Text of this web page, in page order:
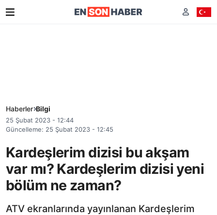
Haberler Bilgi
25 Şubat 2023 - 12:44
Güncelleme: 25 Şubat 2023 - 12:45
Kardeşlerim dizisi bu akşam
var mı? Kardeşlerim dizisi yeni
bölüm ne zaman?
ATV ekranlarında yayınlanan Kardeşlerim